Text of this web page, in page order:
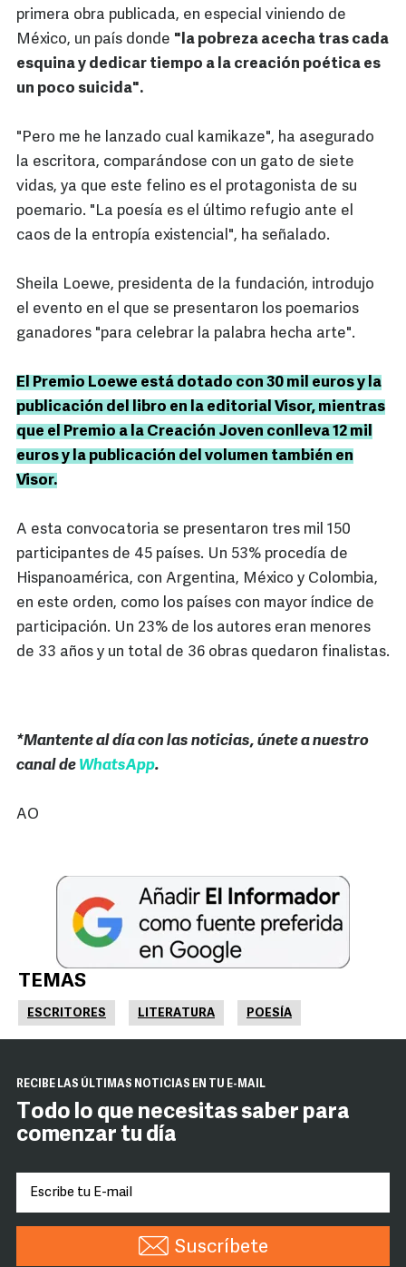
primera obra publicada, en especial viniendo de
México, un país donde "la pobreza acecha tras cada
esquina y dedicar tiempo a la creación poética es
un poco suicida".
"Pero me he lanzado cual kamikaze", ha asegurado
la escritora, comparándose con un gato de siete
vidas, ya que este felino es el protagonista de su
poemario. "La poesía es el último refugio ante el
caos de la entropía existencial", ha señalado.
Sheila Loewe, presidenta de la fundación, introdujo
el evento en el que se presentaron los poemarios
ganadores "para celebrar la palabra hecha arte".
El Premio Loewe está dotado con 30 mil euros y la
publicación del libro en la editorial Visor, mientras
que el Premio a la Creación Joven conlleva 12 mil
euros y la publicación del volumen también en
Visor.
A esta convocatoria se presentaron tres mil 150
participantes de 45 países. Un 53% procedía de
Hispanoamérica, con Argentina, México y Colombia,
en este orden, como los países con mayor índice de
participación. Un 23% de los autores eran menores
de 33 años y un total de 36 obras quedaron finalistas.
*Mantente al día con las noticias, únete a nuestro
canal de WhatsApp.
AO
TEMAS
ESCRITORES LITERATURA POESÍA
RECIBE LAS ÚLTIMAS NOTICIAS EN TU E-MAIL
Todo lo que necesitas saber para
comenzar tu día
Suscríbete